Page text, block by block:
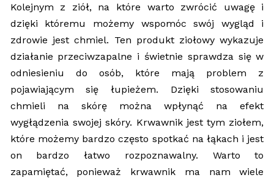
Kolejnym z ziół, na które warto zwrócić uwagę i
dzięki któremu możemy wspomóc swój wygląd i
zdrowie jest chmiel. Ten produkt ziołowy wykazuje
działanie przeciwzapalne i świetnie sprawdza się w
odniesieniu do osób, które mają problem z
pojawiającym się łupieżem. Dzięki stosowaniu
chmieli na skórę można wpłynąć na efekt
wygłądzenia swojej skóry. Krwawnik jest tym ziołem,
które możemy bardzo często spotkać na łąkach i jest
on bardzo łatwo rozpoznawalny. Warto to
zapamiętać, ponieważ krwawnik ma nam wiele